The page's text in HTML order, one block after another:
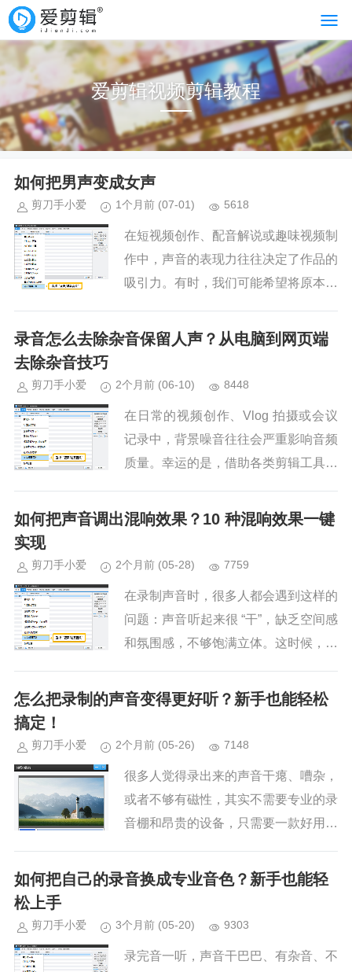
爱剪辑视频剪辑教程
如何把男声变成女声
剪刀手小爱 1个月前 (07-01) 5618
在短视频创作、配音解说或趣味视频制
作中，声音的表现力往往决定了作品的
吸引力。有时，我们可能希望将原本低
加角色的辨识度或营造反差萌的效果。
录音怎么去除杂音保留人声？从电脑到网页端
去除杂音技巧
剪刀手小爱 2个月前 (06-10) 8448
在日常的视频创作、Vlog 拍摄或会议
记录中，背景噪音往往会严重影响音频
质量。幸运的是，借助各类剪辑工具与
“去杂音、留人声”。以下为您盘点电脑
如何把声音调出混响效果？10 种混响效果一键
实现
剪刀手小爱 2个月前 (05-28) 7759
在录制声音时，很多人都会遇到这样的
问题：声音听起来很 “干”，缺乏空间感
和氛围感，不够饱满立体。这时候，给
决这个问题。1. 混响效果的用途混响
怎么把录制的声音变得更好听？新手也能轻松
搞定！
剪刀手小爱 2个月前 (05-26) 7148
很多人觉得录出来的声音干瘪、嘈杂，
或者不够有磁性，其实不需要专业的录
音棚和昂贵的设备，只需要一款好用的
“好听” 且高级。下面我们就以操作简
如何把自己的录音换成专业音色？新手也能轻
松上手
剪刀手小爱 3个月前 (05-20) 9303
录完音一听，声音干巴巴、有杂音、不